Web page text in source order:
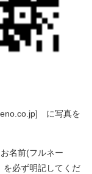
に写真を
名前(フルネー
を必ず明記してくだ